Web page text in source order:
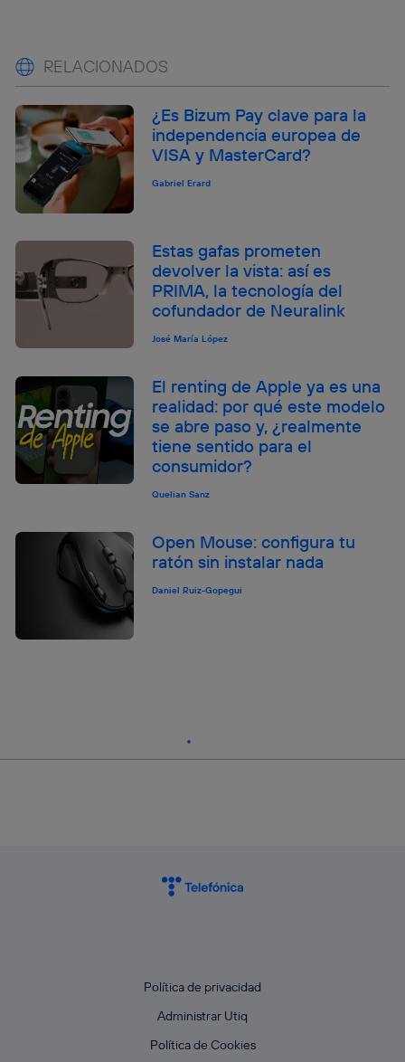
RELACIONADOS
¿Es Bizum Pay clave para la
independencia europea de
VISA y MasterCard?
Gabriel Erard
Estas gafas prometen
devolver la vista: así es
PRIMA, la tecnología del
cofundador de Neuralink
José María López
El renting de Apple ya es una
realidad: por qué este modelo
se abre paso y, ¿realmente
tiene sentido para el
consumidor?
Quelian Sanz
Open Mouse: configura tu
ratón sin instalar nada
Daniel Ruiz-Gopegui
Política de privacidad
Administrar Utiq
Política de Cookies